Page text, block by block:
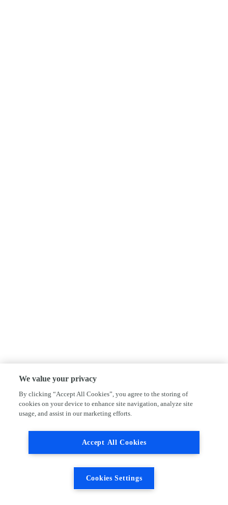
We value your privacy
By clicking “Accept All Cookies”, you agree to the storing of
cookies on your device to enhance site navigation, analyze site
usage, and assist in our marketing efforts.
Accept All Cookies
Cookies Settings